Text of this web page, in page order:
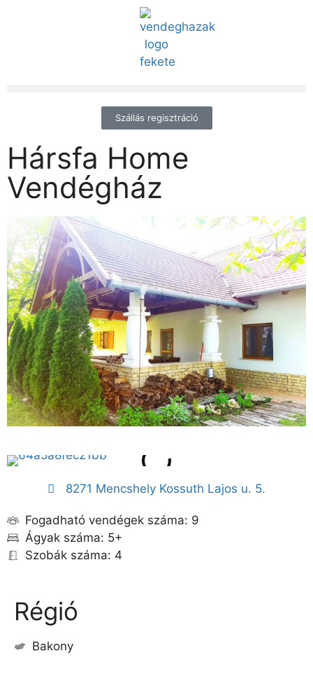
Szállás regisztráció
Hársfa Home
Vendégház
8271 Mencshely Kossuth Lajos u. 5.
Fogadható vendégek száma: 9
Ágyak száma: 5+
Szobák száma: 4
Régió
Bakony